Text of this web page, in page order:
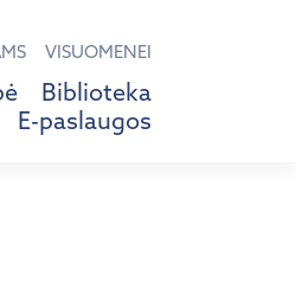
VISUOMENEI
Biblioteka
E-paslaugos